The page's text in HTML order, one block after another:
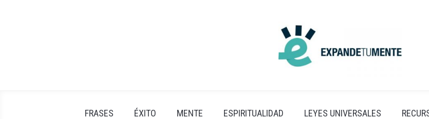
FRASES ÉXITO MENTE ESPIRITUALIDAD LEYES UNIVERSALES